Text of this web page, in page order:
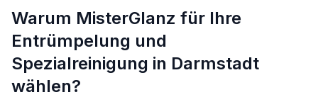
Warum MisterGlanz für Ihre
Entrümpelung und
Spezialreinigung in Darmstadt
wählen?